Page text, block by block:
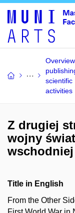
scientific
activities
Z drugiej
wojny
wschodniej
Title in English
From the Other